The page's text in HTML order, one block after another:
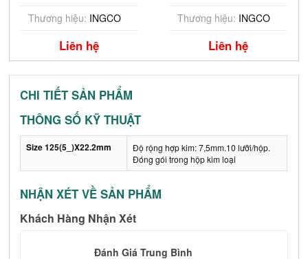
Thương hiệu: INGCO
Liên hệ
Thương hiệu: INGCO
Liên hệ
CHI TIẾT SẢN PHẨM
THÔNG SỐ KỸ THUẬT
Size 125(5_)X22.2mm
Độ rộng hợp kim: 7,5mm.10 lưỡi/hộp.
Đóng gói trong hộp kim loại
NHẬN XÉT VỀ SẢN PHẨM
Khách Hàng Nhận Xét
Đánh Giá Trung Bình